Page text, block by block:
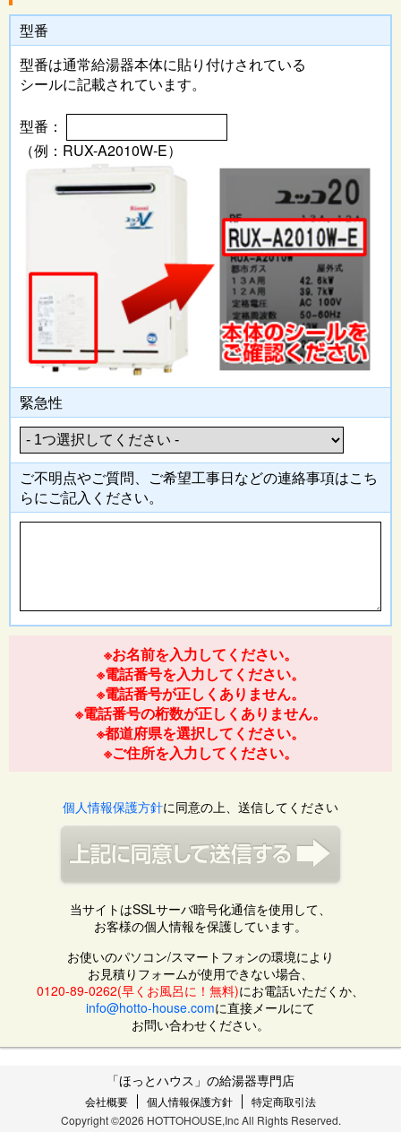
型番
型番は通常給湯器本体に貼り付けされている
シールに記載されています。
型番：
（例：RUX-A2010W-E）
緊急性
ご不明点やご質問、ご希望工事日などの連絡事項はこち
らにご記入 ください。
※お名前を入力してください。
※電話番号を入力してください。
※電話番号が正しくありません。
※電話番号の桁数が正しくありません。
※都道府県を選択してください。
※ご住所を入力してください。
個人情報保護方針に同意の上、送信してください
当サイトはSSLサーバ暗号化通信を使用して、
お客様の個人情報を保護しています。
お使いのパソコン/スマートフォンの環境により
お見積りフォームが使用できない場合、
0120-89-0262(早くお風呂に！無料)にお電話いただくか、
info@hotto-house.comに直接メールにて
お問い合わせください。
「ほっとハウス」の給湯器専門店
会社概要 個人情報保護方針
特定商取引法
Copyright ©2026 HOTTOHOUSE,Inc All Rights Reserved.